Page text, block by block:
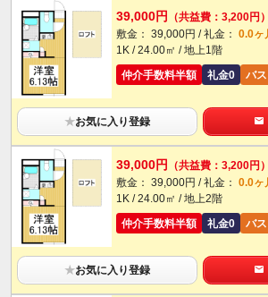
39,000円
（共益費：3,200円）
敷金： 39,000円 / 礼金： 0.0ヶ
1K / 24.00㎡ / 地上1階
仲介手数料半額
礼金0 バ
★お気に入り登録
39,000円
（共益費：3,200円）
敷金： 39,000円 / 礼金： 0.0ヶ
1K / 24.00㎡ / 地上2階
仲介手数料半額
礼金0 バ
★お気に入り登録